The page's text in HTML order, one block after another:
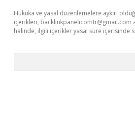
Hukuka ve yasal düzenlemelere aykırı
içerikleri, backlinkpanelicomtr@gmail.com
halinde, ilgili içerikler yasal süre içerisinde